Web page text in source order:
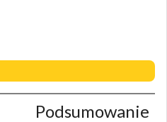
Podsumowanie